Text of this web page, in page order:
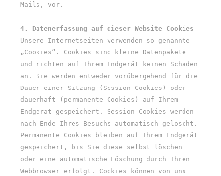
Mails, vor.
4. Datenerfassung auf dieser Website Cookies
Unsere Internetseiten verwenden so genannte
„Cookies“. Cookies sind kleine Datenpakete
und richten auf Ihrem Endgerät keinen Schaden
an. Sie werden entweder vorübergehend für die
Dauer einer Sitzung (Session-Cookies) oder
dauerhaft (permanente Cookies) auf Ihrem
Endgerät gespeichert. Session-Cookies werden
nach Ende Ihres Besuchs automatisch gelöscht.
Permanente Cookies bleiben auf Ihrem Endgerät
gespeichert, bis Sie diese selbst löschen
oder eine automatische Löschung durch Ihren
Webbrowser erfolgt. Cookies können von uns